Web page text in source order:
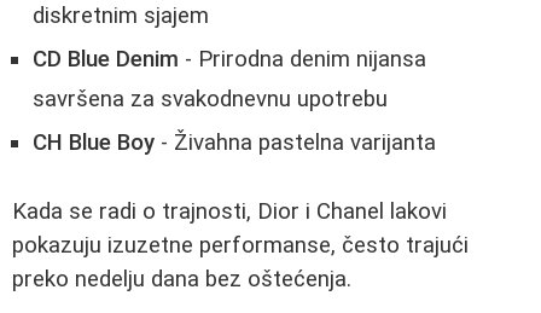
diskretnim sjajem
CD Blue Denim - Prirodna denim nijansa
savršena za svakodnevnu upotrebu
CH Blue Boy - Živahna pastelna varijanta
Kada se radi o trajnosti, Dior i Chanel lakovi
pokazuju izuzetne performanse, često trajući
preko nedelju dana bez oštećenja.